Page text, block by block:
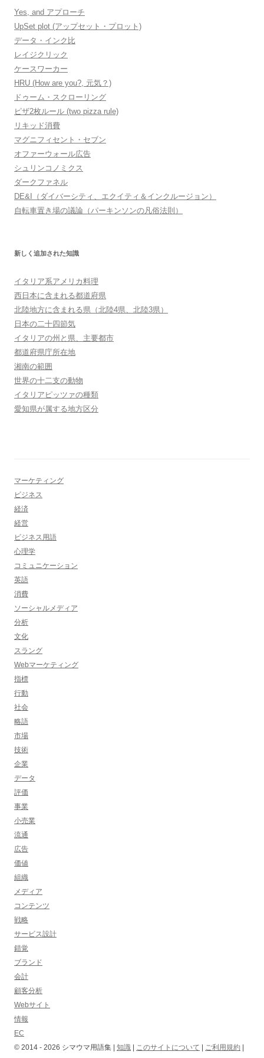
Yes, and アプローチ
UpSet plot (アップセット・プロット)
データ・インク比
レイジクリック
ケースワーカー
HRU (How are you?, 元気？)
ドゥーム・スクローリング
ピザ2枚ルール (two pizza rule)
リキッド消費
マグニフィセント・セブン
オファーウォール広告
シュリンコノミクス
ダークファネル
DE&I（ダイバーシティ、エクイティ＆インクルージョン）
自転車置き場の議論（パーキンソンの凡俗法則）
新しく追加された知識
イタリア系アメリカ料理
西日本に含まれる都道府県
北陸地方に含まれる県（北陸4県、北陸3県）
日本の二十四節気
イタリアの州と県、主要都市
都道府県庁所在地
湘南の範囲
世界の十二支の動物
イタリアピッツァの種類
愛知県が属する地方区分
マーケティング
ビジネス
経済
経営
ビジネス用語
心理学
コミュニケーション
英語
消費
ソーシャルメディア
分析
文化
スラング
Webマーケティング
指標
行動
社会
略語
市場
技術
企業
データ
評価
事業
小売業
流通
広告
価値
組織
メディア
コンテンツ
戦略
サービス設計
錯覚
ブランド
会計
顧客分析
Webサイト
情報
EC
© 2014 - 2026 シマウマ用語集 | 知識 このサイトについて ご利用規約